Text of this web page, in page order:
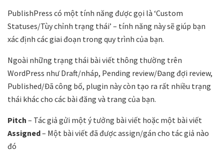
PublishPress có một tính năng được gọi là ‘Custom
Statuses/Tùy chỉnh trạng thái’ – tính năng này sẽ giúp bạn
xác định các giai đoạn trong quy trình của bạn.
Ngoài những trạng thái bài viết thông thường trên
WordPress như Draft/nháp, Pending review/Đang đợi review,
Published/Đã công bố, plugin này còn tạo ra rất nhiều trạng
thái khác cho các bài đăng và trang của bạn.
Pitch – Tác giả gửi một ý tưởng bài viết hoặc một bài viết
Assigned– Một bài viết đã được assign/gán cho tác giả nào
đó